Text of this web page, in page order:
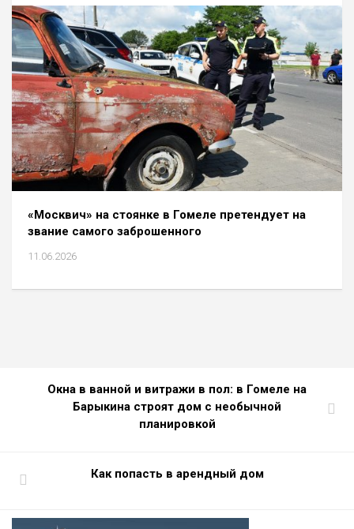
«Москвич» на стоянке в Гомеле претендует на
звание самого заброшенного
11.06.2026
Окна в ванной и витражи в пол: в Гомеле на
Барыкина строят дом с необычной
планировкой
Как попасть в арендный дом